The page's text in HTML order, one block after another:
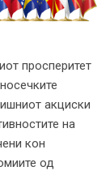
просперитет
акциски
на
кон
од